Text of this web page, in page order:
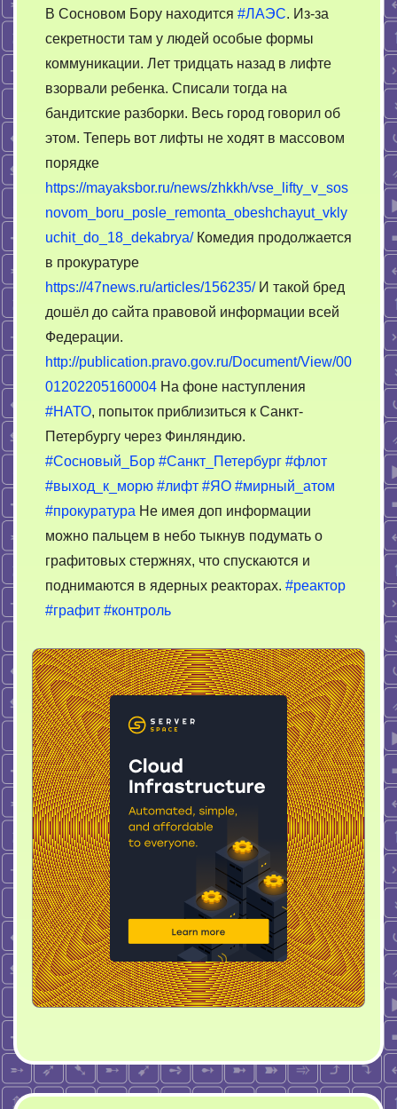
проблемы
с
лифтами
Сосновом
Москвы?
В Сосновом Бору находится #ЛАЭС. Из-за
секретности там у людей особые формы
коммуникации. Лет тридцать назад в лифте
взорвали ребенка. Списали тогда на
бандитские разборки. Весь город говорил об
этом. Теперь вот лифты не ходят в массовом
порядке
https://mayaksbor.ru/news/zhkkh/vse_lifty_v_sos
novom_boru_posle_remonta_obeshchayut_vkly
uchit_do_18_dekabrya/Комедия продолжается
в прокуратуре
https://47news.ru/articles/156235/И такой бред
дошёл до сайта правовой информации всей
Федерации.
http://publication.pravo.gov.ru/Document/View/00
01202205160004 На фоне наступления
#НАТО, попыток приблизиться к Санкт-
Петербургу через Финляндию.
#Сосновый_Бор #Санкт_Петербург #флот
#выход_к_морю #лифт #ЯО #мирный_атом
#прокуратура Не имея доп информации
можно пальцем в небо тыкнув подумать о
графитовых стержнях, что спускаются и
поднимаются в ядерных реакторах. #реактор
#графит #контроль